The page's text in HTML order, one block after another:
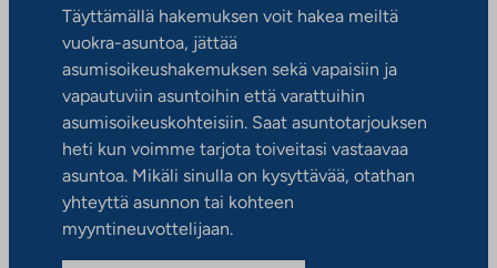
Täyttämällä hakemuksen voit hakea meiltä
vuokra-asuntoa, jättää
asumisoikeushakemuksen sekä vapaisiin ja
vapautuviin asuntoihin että varattuihin
asumisoikeuskohteisiin. Saat asuntotarjouksen
heti kun voimme tarjota toiveitasi vastaavaa
asuntoa. Mikäli sinulla on kysyttävää, otathan
yhteyttä asunnon tai kohteen
myyntineuvottelijaan.